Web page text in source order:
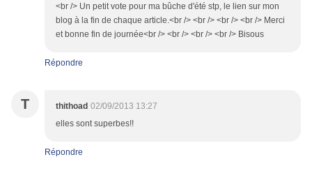
<br /> Un petit vote pour ma bûche d'été stp, le lien sur mon
blog à la fin de chaque article.<br /> <br /> <br /> <br /> Merci
et bonne fin de journée<br /> <br /> <br /> <br /> Bisous
Répondre
T thithoad 02/09/2013 13:27
elles sont superbes!!
Répondre